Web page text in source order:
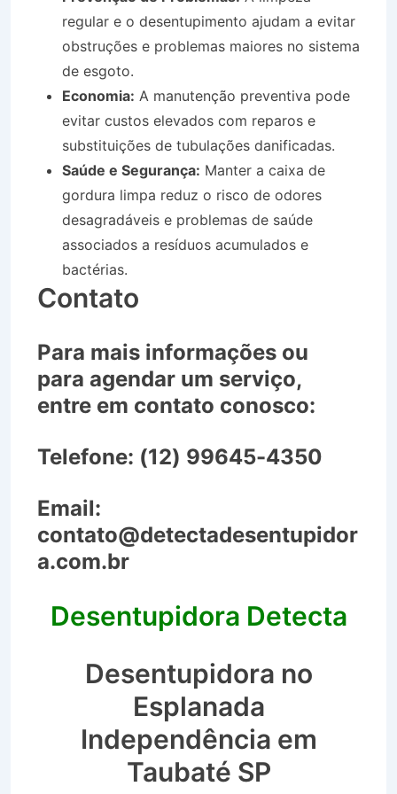
regular e o desentupimento ajudam a evitar
obstruções e problemas maiores no sistema
de esgoto.
Economia: A manutenção preventiva pode
evitar custos elevados com reparos e
substituições de tubulações danificadas.
Saúde e Segurança: Manter a caixa de
gordura limpa reduz o risco de odores
desagradáveis e problemas de saúde
associados a resíduos acumulados e
bactérias.
Contato
Para mais informações ou
para agendar um serviço,
entre em contato conosco:
Telefone: (12) 99645-4350
Email:
contato@detectadesentupidor
a.com.br
Desentupidora Detecta
Desentupidora no
Esplanada
Independência em
Taubaté SP